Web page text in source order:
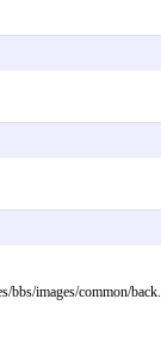
images/common/